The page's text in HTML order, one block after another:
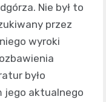
Nie był to
przez
wyroki
było
jego aktualnego